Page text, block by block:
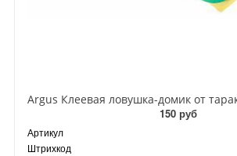
150 руб
Артикул
Штрихкод